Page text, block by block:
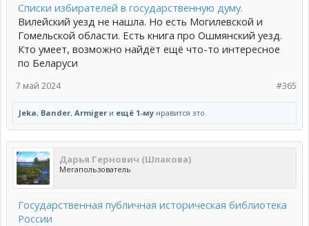
Списки избирателей в государственную думу.
Вилейский уезд не нашла. Но есть Могилевской и
Гомельской области. Есть книга про Ошмянский уезд.
Кто умеет, возможно найдёт ещё что-то интересное
по Беларуси
#365
7 май 2024
Jeka, Bander, Armiger и ещё 1-му нравится это.
Дарья Гернович (Шпакова)
Мегапользователь
Государственная публичная историческая библиотека
России